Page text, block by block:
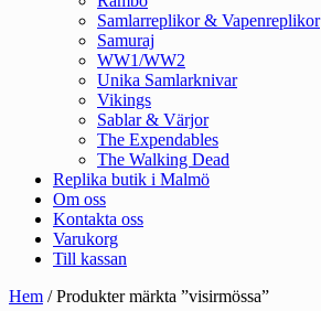
Samlarreplikor & Vapenreplikor
Samuraj
WW1/WW2
Unika Samlarknivar
Vikings
Sablar & Värjor
The Expendables
The Walking Dead
Replika butik i Malmö
Om oss
Kontakta oss
Varukorg
Till kassan
Hem / Produkter märkta ”visirmössa”